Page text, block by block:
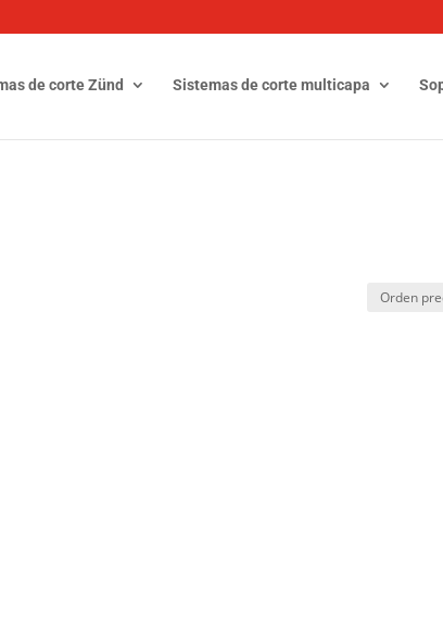
de corte Zünd Sistemas de corte multicapa